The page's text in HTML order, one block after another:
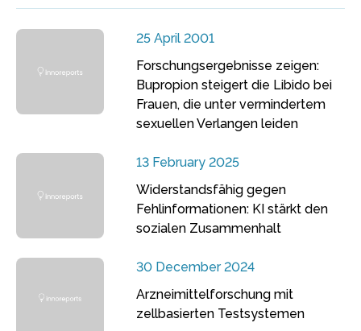
25 April 2001
Forschungsergebnisse zeigen:
Bupropion steigert die Libido bei
Frauen, die unter vermindertem
sexuellen Verlangen leiden
13 February 2025
Widerstandsfähig gegen
Fehlinformationen: KI stärkt den
sozialen Zusammenhalt
30 December 2024
Arzneimittelforschung mit
zellbasierten Testsystemen